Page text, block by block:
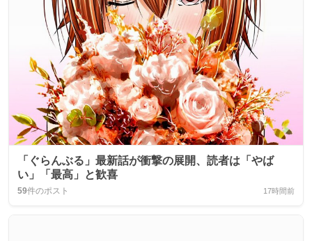
「ぐらんぶる」最新話が衝撃の展開、読者は「やば
い」「最高」と歓喜
59件のポスト 17時間前